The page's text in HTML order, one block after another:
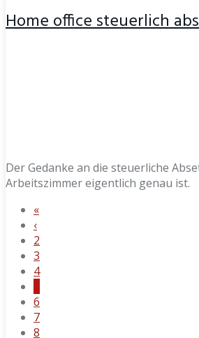
Home office steuerlich
Der Gedanke an die steuerliche
Arbeitszimmer eigentlich genau ist.
«
‹
2
3
4
5
6
7
8